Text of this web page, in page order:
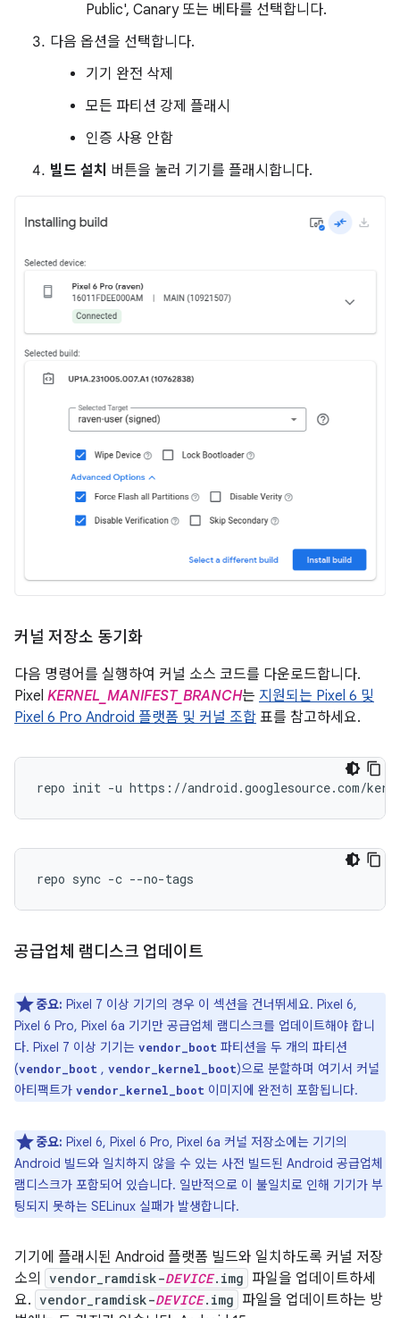
Public', Canary 또는 베타를 선택합니다.
다음 옵션을 선택합니다.
기기 완전 삭제
모든 파티션 강제 플래시
인증 사용 안함
빌드 설치 버튼을 눌러 기기를 플래시합니다.
커널 저장소 동기화
다음 명령어를 실행하여 커널 소스 코드를 다운로드합니다.
Pixel KERNEL_MANIFEST_BRANCH는 지원되는 Pixel 6 및
Pixel 6 Pro Android 플랫폼 및 커널 조합 표를 참고하세요.
repo init -u https://android.googlesource.com/
공급업체 램디스크 업데이트
중요: Pixel 7 이상 기기의 경우 이 섹션을 건너뛰세요. Pixel 6,
Pixel 6 Pro, Pixel 6a 기기만 공급업체 램디스크를 업데이트해야 합니
다. Pixel 7 이상 기기는 vendor_boot 파티션을 두 개의 파티션
(vendor_boot , vendor_kernel_boot)으로 분할하며 여기서 커널
아티팩트가 vendor_kernel_boot 이미지에 완전히 포함됩니다.
중요: Pixel 6, Pixel 6 Pro, Pixel 6a 커널 저장소에는 기기의
Android 빌드와 일치하지 않을 수 있는 사전 빌드된 Android 공급업체
램디스크가 포함되어 있습니다. 일반적으로 이 불일치로 인해 기기가 부
팅되지 못하는 SELinux 실패가 발생합니다.
기기에 플래시된 Android 플랫폼 빌드와 일치하도록 커널 저장
소의
vendor_ramdisk-DEVICE.img 파일을 업데이트하세
요. vendor_ramdisk-DEVICE.img 파일을 업데이트하는 방